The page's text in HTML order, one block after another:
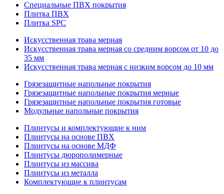
Специальные ПВХ покрытия
Плитка ПВХ
Плитка SPC
Искуccтвенная трава мерная
Искусственная трава мерная со средним ворсом от 10 до
35 мм
Искусственная трава мерная с низким ворсом до 10 мм
Грязезащитные напольные покрытия
Грязезащитные напольные покрытия мерные
Грязезащитные напольные покрытия готовые
Модульные напольные покрытия
Плинтусы и комплектующие к ним
Плинтусы на основе ПВХ
Плинтусы на основе МДФ
Плинтусы дюрополимерные
Плинтусы из массива
Плинтусы из металла
Комплектующие к плинтусам